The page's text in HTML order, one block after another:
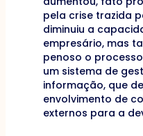
pela crise trazida
diminuiu a
empresário, mas
penoso o
um sistema de
informação, que
envolvimento de
externos para a